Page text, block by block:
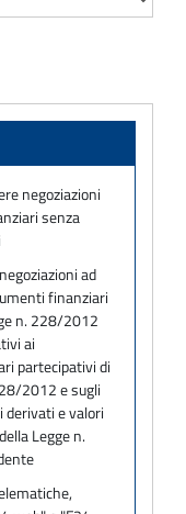
negoziazioni
senza
ad
finanziari
n. 228/2012
ai
partecipativi di
2012 e sugli
e valori
Legge n.